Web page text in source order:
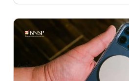
Tidak
Bisa
Charging,
Apakah
Port
Charging
Rusak?